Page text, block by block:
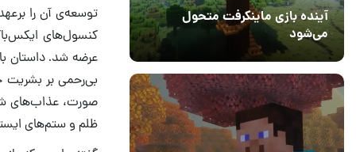
آینده بازی ماینکرفت متحول
می‌شود
کنسول‌های
عرضه شد. داستان
بی‌رحمی بر بشریت
صورت، عذاب‌های
ظلم و ستم‌های